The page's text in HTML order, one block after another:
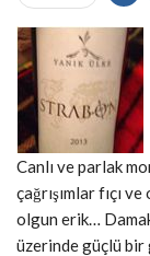
Canlı ve parlak
çağrışımlar fıçı ve
olgun erik…
üzerinde güçlü bir